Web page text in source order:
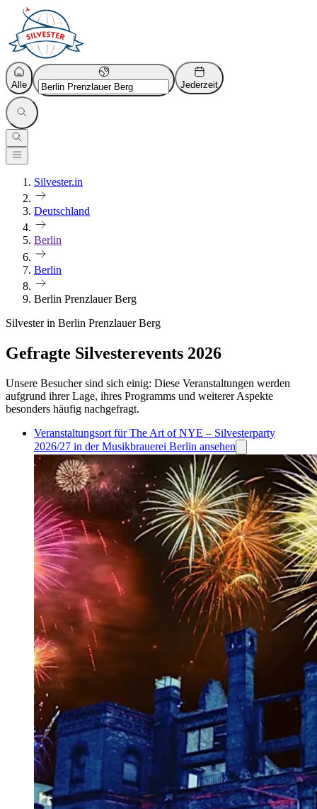
Alle Jederzeit
Silvester.in
Deutschland
Berlin
Berlin
Berlin Prenzlauer Berg
Silvester in Berlin Prenzlauer Berg
Gefragte Silvesterevents 2026
Unsere Besucher sind sich einig: Diese Veranstaltungen werden
aufgrund ihrer Lage, ihres Programms und weiterer Aspekte
besonders häufig nachgefragt.
Veranstaltungsort für The Art of NYE – Silvesterparty
2026/27 in der Musikbrauerei Berlin ansehen